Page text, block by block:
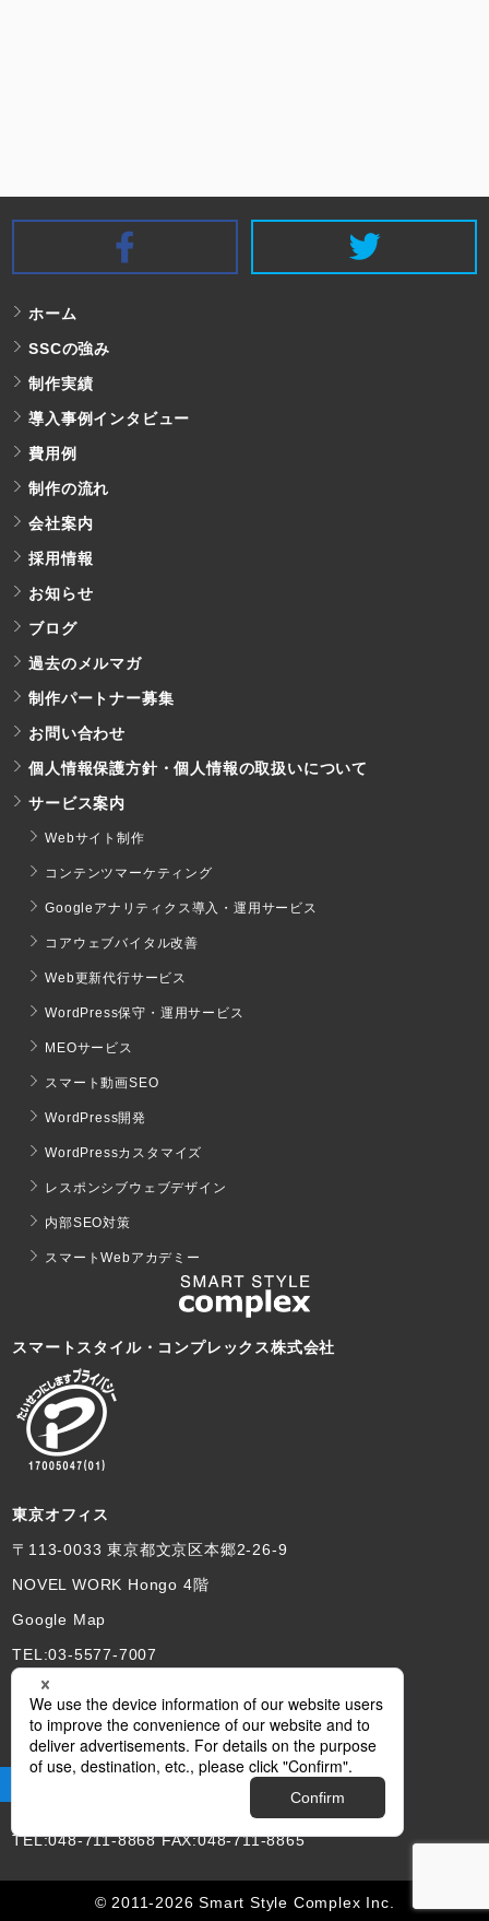
SSC Facebook
ホーム
SSCの強み
制作実績
導入事例インタビュー
費用例
制作の流れ
会社案内
採用情報
お知らせ
ブログ
過去のメルマガ
制作パートナー募集
お問い合わせ
個人情報保護方針・個人情報の取扱いについて
サービス案内
Webサイト制作
コンテンツマーケティング
Googleアナリティクス導入・運用サービス
コアウェブバイタル改善
Web更新代行サービス
WordPress保守・運用サービス
MEOサービス
スマート動画SEO
WordPress開発
WordPressカスタマイズ
レスポンシブウェブデザイン
内部SEO対策
スマートWebアカデミー
スマートスタイル・コンプレックス株式会社
東京オフィス
〒113-0033 東京都文京区本郷2-26-9
NOVEL WORK Hongo 4階
Google Map
TEL:03-5577-7007
埼玉本社
〒330-0063 さいたま市浦和区高砂2-12-12
あづまビル3FB
TEL:048-711-8868 FAX:048-711-8865
© 2011-2026 Smart Style Complex Inc.